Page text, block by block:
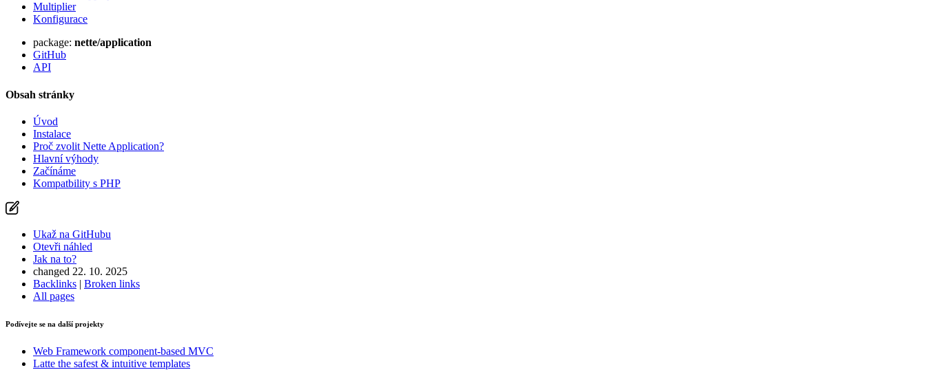
Multiplier
Konfigurace
package: nette/application
GitHub
API
Obsah stránky
Úvod
Instalace
Proč zvolit Nette Application?
Hlavní výhody
Začínáme
Kompatbility s PHP
Ukaž na GitHubu
Otevři náhled
Jak na to?
changed 22. 10. 2025
Backlinks | Broken links
All pages
Podívejte se na další projekty
Web Framework component-based MVC
Latte the safest & intuitive templates